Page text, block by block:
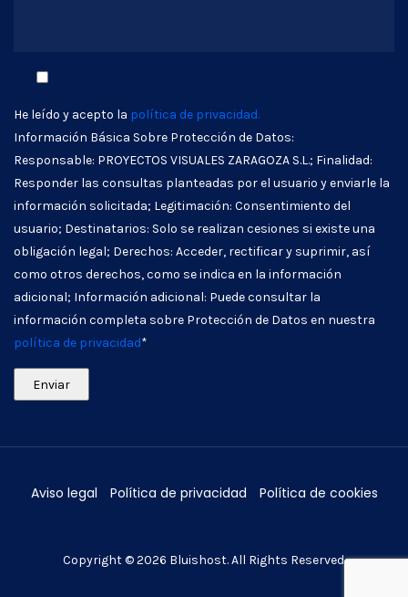
He leído y acepto la política de privacidad.
Información Básica Sobre Protección de Datos:
Responsable: PROYECTOS VISUALES ZARAGOZA S.L.; Finalidad:
Responder las consultas planteadas por el usuario y enviarle la
información solicitada; Legitimación: Consentimiento del
usuario; Destinatarios: Solo se realizan cesiones si existe una
obligación legal; Derechos: Acceder, rectificar y suprimir, así
como otros derechos, como se indica en la información
adicional; Información adicional: Puede consultar la
información completa sobre Protección de Datos en nuestra
política de privacidad*
Copyright © 2026 Bluishost. All Rights Reserved.
Aviso legal Política de privacidad Política de cookies